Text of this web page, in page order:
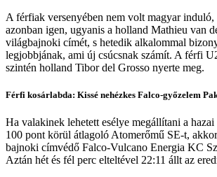
A férfiak versenyében nem volt magyar induló,
azonban igen, ugyanis a holland Mathieu van
világbajnoki címét, s hetedik alkalommal
legjobbjának, ami új csúcsnak számít. A férfi
szintén holland Tibor del Grosso nyerte meg.
Férfi kosárlabda: Kissé nehézkes Falco-győzelem
Ha valakinek lehetett esélye megállítani a
100 pont körül átlagoló Atomerőmű SE-t,
bajnoki címvédő Falco-Vulcano Energia KC
Aztán hét és fél perc elteltével 22:11 állt az